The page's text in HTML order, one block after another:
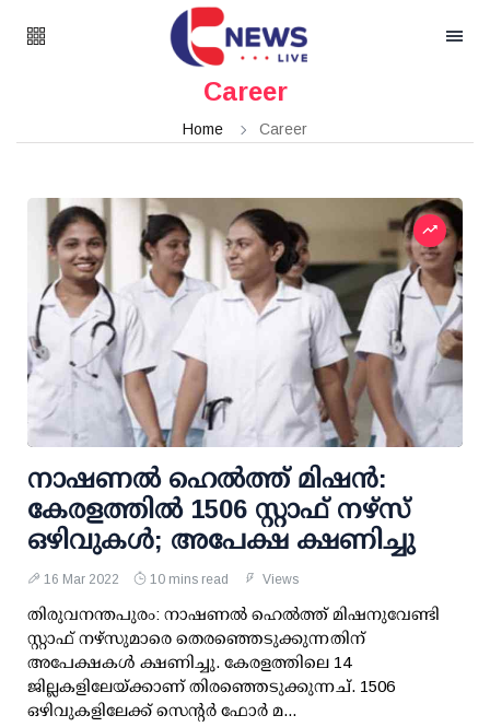
Career
Home Career
നാഷണല്‍ ഹെല്‍ത്ത് മിഷന്‍:
കേരളത്തില്‍ 1506 സ്റ്റാഫ് നഴ്സ്
ഒഴിവുകള്‍; അപേക്ഷ ക്ഷണിച്ചു
16 Mar 2022 10 mins read Views
തിരുവനന്തപുരം: നാഷണല്‍ ഹെല്‍ത്ത് മിഷനുവേണ്ടി
സ്റ്റാഫ് നഴ്സുമാരെ തെരഞ്ഞെടുക്കുന്നതിന്
അപേക്ഷകള്‍ ക്ഷണിച്ചു. കേരളത്തിലെ 14
ജില്ലകളിലേയ്ക്കാണ് തിരഞ്ഞെടുക്കുന്നച്. 1506
ഒഴിവുകളിലേക്ക് സെന്റര്‍ ഫോര്‍ മ...